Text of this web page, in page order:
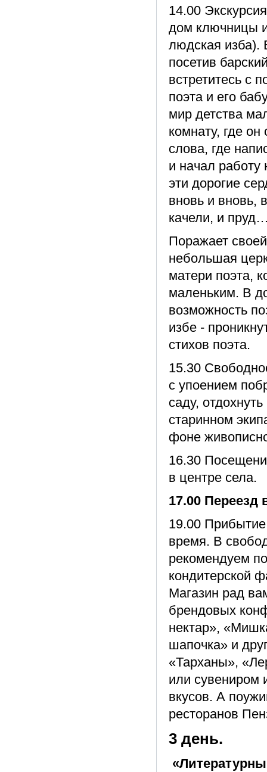
14.00
дом ключницы
людская изба).
посетив
встретитесь с
поэта и его
мир детства
комнату, где
слова, где
и начал
эти дорогие
вновь и вновь,
качели, и
Поражает
небольшая
матери поэта,
маленьким. В
возможность
избе -
стихов поэта.
15.30
с упоением
саду,
старинном
фоне
16.30
в центре села.
17.00 Переезд
19.00
время. В
рекомендуем
кондитерской
Магазин рад
брендовых
нектар»,
шапочка» и
«Тарханы»,
или сувениром
вкусов. А
ресторанов
3 день.